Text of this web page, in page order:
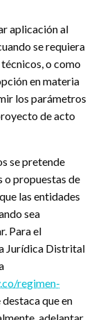
aplicación al
se requiera
o como
en materia
los parámetros
de acto
se pretende
o propuestas de
las entidades
sea
Para el
Jurídica Distrital
regimen-
destaca que en